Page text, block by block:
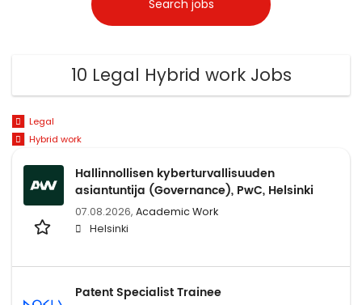
10 Legal Hybrid work Jobs
Legal
Hybrid work
Hallinnollisen kyberturvallisuuden
asiantuntija (Governance), PwC, Helsinki
07.08.2026, Academic Work
Helsinki
Patent Specialist Trainee